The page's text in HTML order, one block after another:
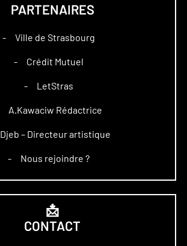
PARTENAIRES
– Ville de Strasbourg
– Crédit Mutuel
– LetStras
A.Kawaciw Rédactrice
Djeb – Directeur artistique
– Nous rejoindre ?
📩
CONTACT